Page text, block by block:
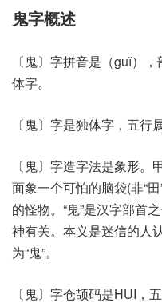
鬼字概述
〔鬼〕字拼音是（guǐ）
体字。
〔鬼〕字是独体字，五行
〔鬼〕字造字法是象形。
面象一个可怕的脑袋(非“
的怪物。“鬼”是汉字部首
神有关。本义是迷信的人
为“鬼”。
〔鬼〕字仓颉码是HUI，